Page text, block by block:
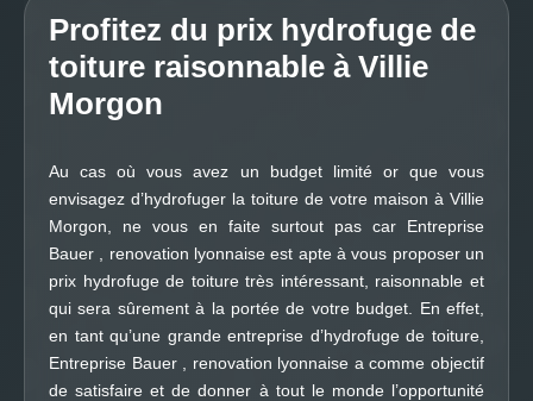
Profitez du prix hydrofuge de
toiture raisonnable à Villie
Morgon
Au cas où vous avez un budget limité or que vous
envisagez d’hydrofuger la toiture de votre maison à Villie
Morgon, ne vous en faite surtout pas car Entreprise
Bauer , renovation lyonnaise est apte à vous proposer un
prix hydrofuge de toiture très intéressant, raisonnable et
qui sera sûrement à la portée de votre budget. En effet,
en tant qu’une grande entreprise d’hydrofuge de toiture,
Entreprise Bauer , renovation lyonnaise a comme objectif
de satisfaire et de donner à tout le monde l’opportunité